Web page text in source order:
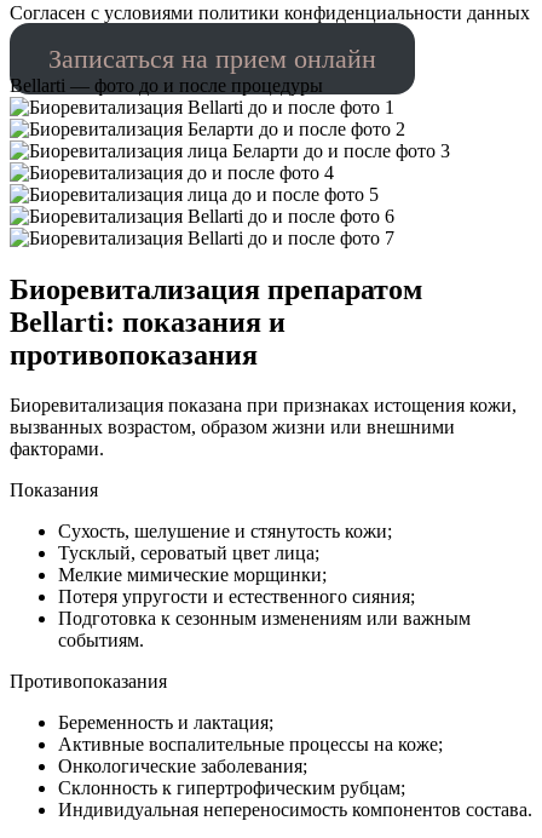
Cогласен с условиями политики конфиденциальности данных
Записаться на прием онлайн
Bellarti — фото до и после процедуры
Биоревитализация препаратом
Bellarti: показания и
противопоказания
Биоревитализация показана при признаках истощения кожи,
вызванных возрастом, образом жизни или внешними
факторами.
Показания
Сухость, шелушение и стянутость кожи;
Тусклый, сероватый цвет лица;
Мелкие мимические морщинки;
Потеря упругости и естественного сияния;
Подготовка к сезонным изменениям или важным
событиям.
Противопоказания
Беременность и лактация;
Активные воспалительные процессы на коже;
Онкологические заболевания;
Склонность к гипертрофическим рубцам;
Индивидуальная непереносимость компонентов состава.